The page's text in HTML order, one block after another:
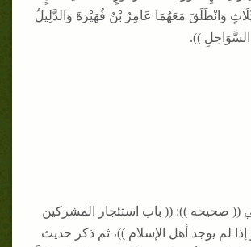
وَانْطَلَقَ مَعَهُمَا عَامِرُ بْنُ فُهَيْرَةَ وَالدَّلِيلُ
)).
(( صحيحه )): (( باب استئجار المشركين
إذا لم يوجد أهل الإسلام ))، ثم ذكر حديث